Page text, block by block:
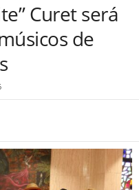
Curet será
de